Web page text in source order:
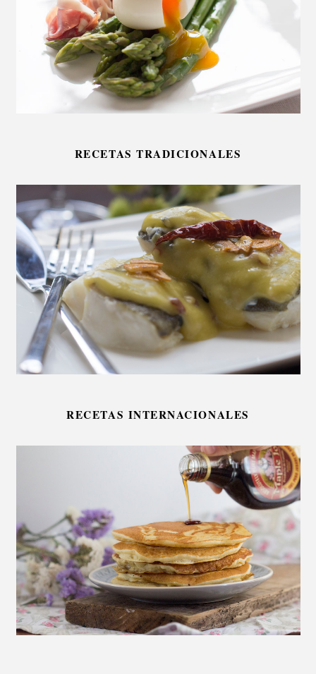
RECETAS TRADICIONALES
RECETAS INTERNACIONALES